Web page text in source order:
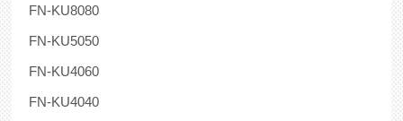
FN-KU8080
FN-KU5050
FN-KU4060
FN-KU4040